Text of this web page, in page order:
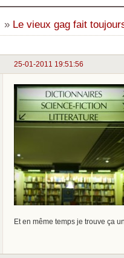
» Le vieux gag fait
25-01-2011 19:51:56
Et en même temps je trouve ça